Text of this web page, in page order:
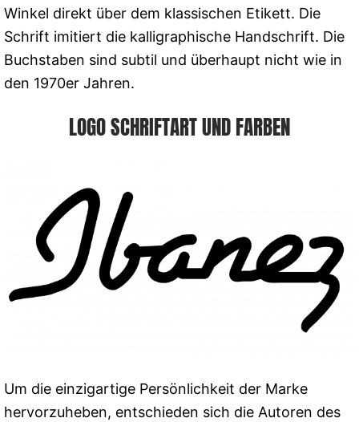
Winkel direkt über dem klassischen Etikett. Die
Schrift imitiert die kalligraphische Handschrift. Die
Buchstaben sind subtil und überhaupt nicht wie in
den 1970er Jahren.
LOGO SCHRIFTART UND FARBEN
Um die einzigartige Persönlichkeit der Marke
hervorzuheben, entschieden sich die Autoren des